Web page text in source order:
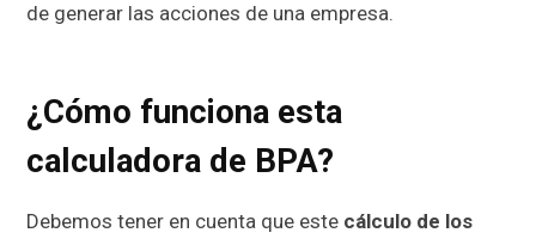
de generar las acciones de una empresa.
¿Cómo funciona esta
calculadora de BPA?
Debemos tener en cuenta que este cálculo de los